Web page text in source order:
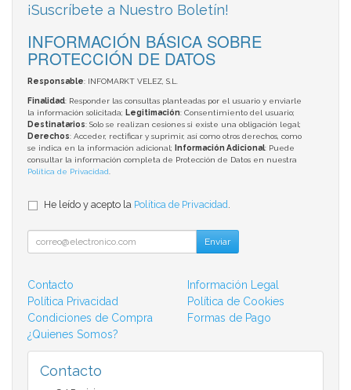
¡Suscríbete a Nuestro Boletín!
INFORMACIÓN BÁSICA SOBRE
PROTECCIÓN DE DATOS
Responsable: INFOMARKT VELEZ, S.L.
Finalidad: Responder las consultas planteadas por el usuario y enviarle
la información solicitada; Legitimación: Consentimiento del usuario;
Destinatarios: Solo se realizan cesiones si existe una obligación legal;
Derechos: Acceder, rectificar y suprimir, así como otros derechos, como
se indica en la información adicional;
Información Adicional: Puede
consultar la información completa de Protección de Datos en nuestra
Política de Privacidad
He leído y acepto la Política de Privacidad
Enviar
Contacto
Información Legal
Política Privacidad
Política de Cookies
Condiciones de Compra
Formas de Pago
¿Quienes Somos?
Contacto